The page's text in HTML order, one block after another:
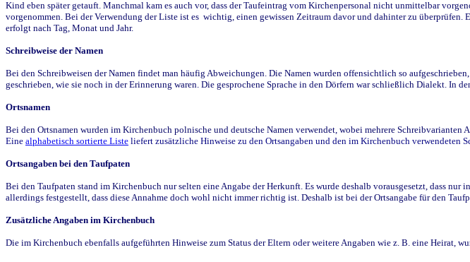
Kind eben später getauft. Manchmal kam es auch vor, dass der Taufeintrag vom Kirchenpersonal nicht unmittelbar
vorgenommen. Bei der Verwendung der Liste ist es wichtig, einen gewissen Zeitraum davor und dahinter zu
erfolgt nach Tag, Monat und Jahr.
Schreibweise der Namen
Bei den Schreibweisen der Namen findet man häufig Abweichungen. Die Namen wurden offensichtlich so
geschrieben, wie sie noch in der Erinnerung waren. Die gesprochene Sprache in den Dörfern war schließlich Dialekt. In
Ortsnamen
Bei den Ortsnamen wurden im Kirchenbuch polnische und deutsche Namen verwendet, wobei mehrere
Eine alphabetisch sortierte Liste liefert zusätzliche Hinweise zu den Ortsangaben und den im Kirchenbuch verwendeten
Ortsangaben bei den Taufpaten
Bei den Taufpaten stand im Kirchenbuch nur selten eine Angabe der Herkunft. Es wurde deshalb vorausgesetzt, dass
allerdings festgestellt, dass diese Annahme doch wohl nicht immer richtig ist. Deshalb ist bei der Ortsangabe für den
Zusätzliche Angaben im Kirchenbuch
Die im Kirchenbuch ebenfalls aufgeführten Hinweise zum Status der Eltern oder weitere Angaben wie z. B. eine Heirat,